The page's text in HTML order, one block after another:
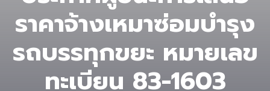
ราคาจ้างเหมาซ่อมบำรุง
รถบรรทุกขยะ หมายเลข
ทะเบียน 83-1603